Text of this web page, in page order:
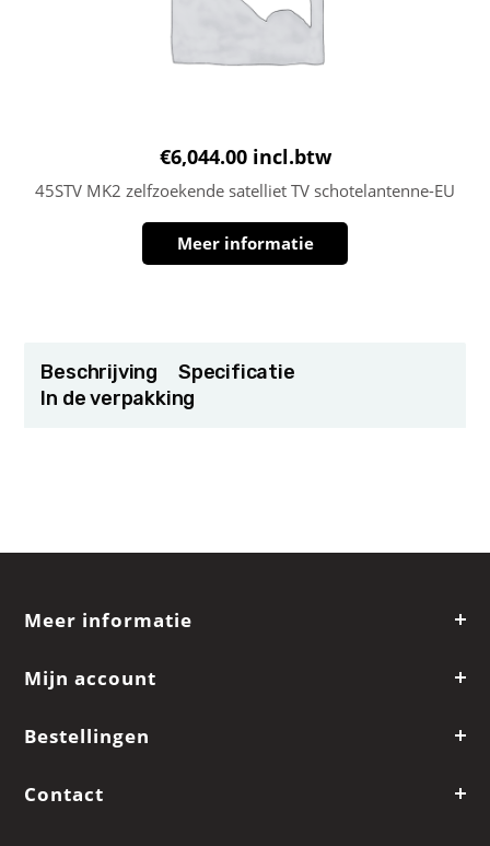
€6,044.00 incl.btw
45STV MK2 zelfzoekende satelliet TV schotelantenne-EU
Meer informatie
Beschrijving
Specificatie
In de verpakking
Meer informatie
Mijn account
Bestellingen
Contact